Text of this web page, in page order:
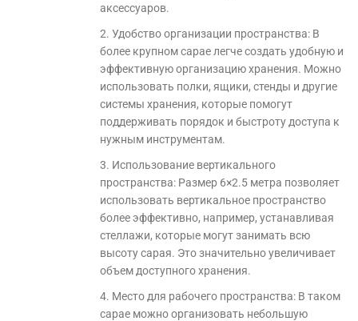
аксессуаров.
2. Удобство организации пространства: В
более крупном сарае легче создать удобную и
эффективную организацию хранения. Можно
использовать полки, ящики, стенды и другие
системы хранения, которые помогут
поддерживать порядок и быстроту доступа к
нужным инструментам.
3. Использование вертикального
пространства: Размер 6×2.5 метра позволяет
использовать вертикальное пространство
более эффективно, например, устанавливая
стеллажи, которые могут занимать всю
высоту сарая. Это значительно увеличивает
объем доступного хранения.
4. Место для рабочего пространства: В таком
сарае можно организовать небольшую